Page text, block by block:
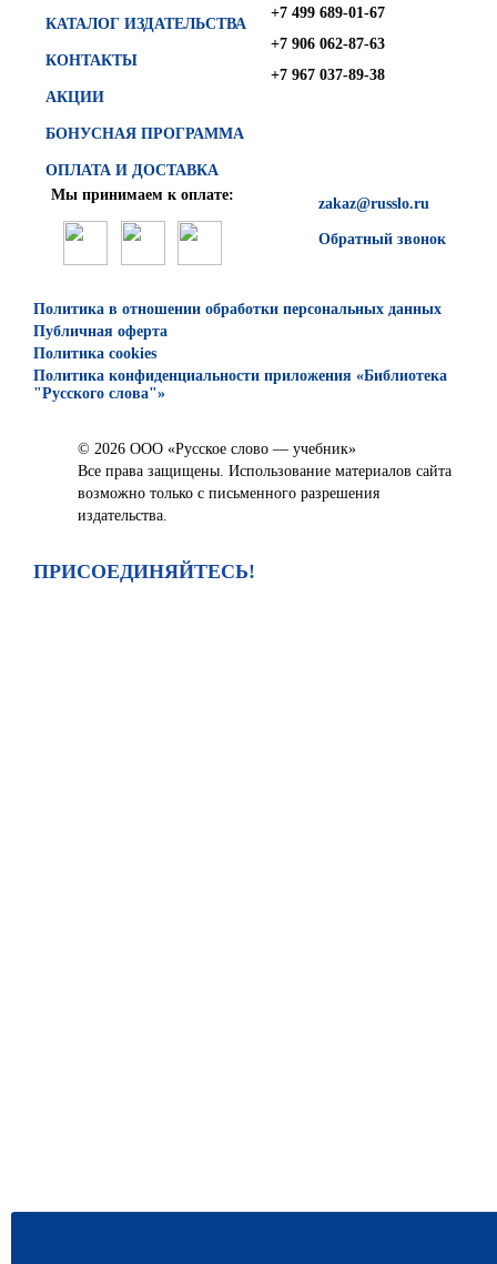
КАТАЛОГ ИЗДАТЕЛЬСТВА
КОНТАКТЫ
АКЦИИ
БОНУСНАЯ ПРОГРАММА
ОПЛАТА И ДОСТАВКА
+7 499 689-01-67
+7 906 062-87-63
+7 967 037-89-38
zakaz@russlo.ru
Обратный звонок
Мы принимаем к оплате:
Политика в отношении обработки персональных данных
Публичная оферта
Политика cookies
Политика конфиденциальности приложения «Библиотека
"Русского слова"»
© 2026 ООО «Русское слово — учебник»
Все права защищены. Использование материалов сайта
возможно только с письменного разрешения
издательства.
ПРИСОЕДИНЯЙТЕСЬ!